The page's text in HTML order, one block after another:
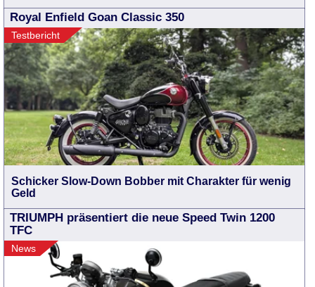
Royal Enfield Goan Classic 350
Testbericht
Schicker Slow-Down Bobber mit Charakter für wenig
Geld
TRIUMPH präsentiert die neue Speed Twin 1200
TFC
News